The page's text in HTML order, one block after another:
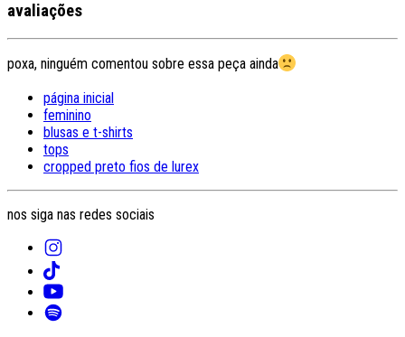
avaliações
poxa, ninguém comentou sobre essa peça ainda
página inicial
feminino
blusas e t-shirts
tops
cropped preto fios de lurex
nos siga nas redes sociais